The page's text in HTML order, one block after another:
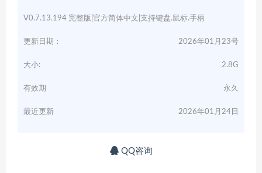
V0.7.13.194 完整版|官方简体中文|支持键盘.鼠标.手柄
更新日期： 2026年01月23号
大小: 2.8G
有效期 永久
最近更新 2026年01月24日
QQ咨询